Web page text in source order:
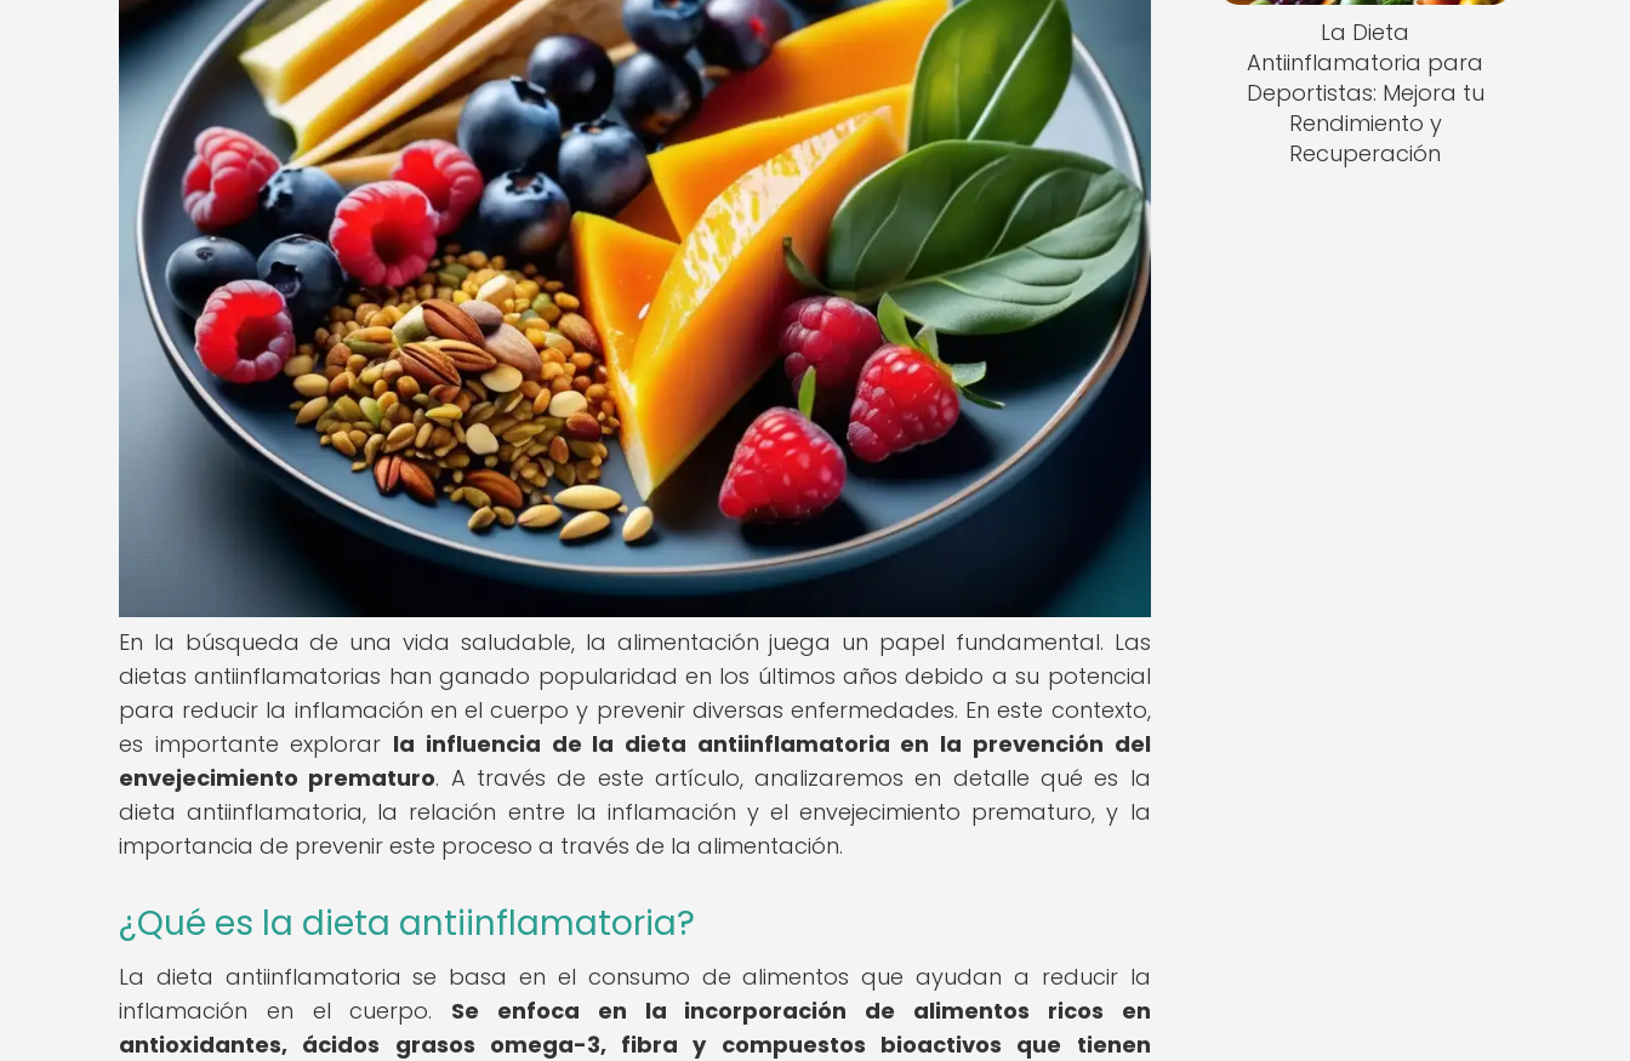
En la búsqueda de una vida saludable, la alimentación juega un papel fundamental. Las
dietas antiinflamatorias han ganado popularidad en los últimos años debido a su potencial
para reducir la inflamación en el cuerpo y prevenir diversas enfermedades. En este contexto,
es importante explorar la influencia de la dieta antiinflamatoria en la prevención del
envejecimiento prematuro. A través de este artículo, analizaremos en detalle qué es la
dieta antiinflamatoria, la relación entre la inflamación y el envejecimiento prematuro, y la
importancia de prevenir este proceso a través de la alimentación.
¿Qué es la dieta antiinflamatoria?
La dieta antiinflamatoria se basa en el consumo de alimentos que ayudan a reducir la
inflamación en el cuerpo. Se enfoca en la incorporación de alimentos ricos en
antioxidantes, ácidos grasos omega-3, fibra y compuestos bioactivos que tienen
La Dieta
Antiinflamatoria para
Deportistas: Mejora tu
Rendimiento y
Recuperación